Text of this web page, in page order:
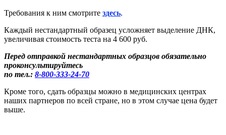
Требования к ним смотрите здесь.
Каждый нестандартный образец усложняет выделение ДНК,
увеличивая стоимость теста на 4 600 руб.
Перед отправкой нестандартных образцов обязательно
проконсультируйтесь
по тел.: 8-800-333-24-70
Кроме того, сдать образцы можно в медицинских центрах
наших партнеров по всей стране, но в этом случае цена будет
выше.